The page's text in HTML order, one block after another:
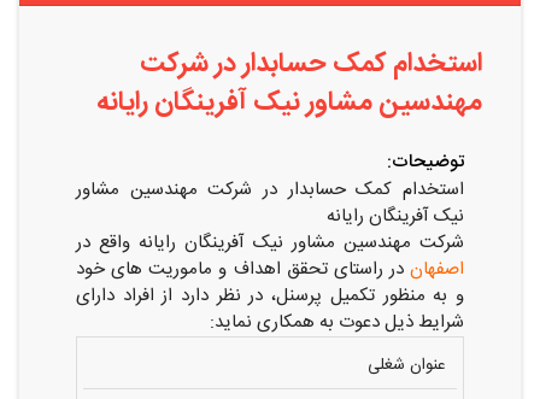
استخدام کمک حسابدار در شرکت
مهندسین مشاور نیک آفرینگان رایانه
توضیحات:
استخدام کمک حسابدار در شرکت مهندسین مشاور
نیک آفرینگان رایانه
شرکت مهندسین مشاور نیک آفرینگان رایانه واقع در
اصفهان در راستای تحقق اهداف و ماموریت‏ های خود
و به منظور تکمیل پرسنل، در نظر دارد از افراد دارای
شرایط ذیل دعوت به همکاری نماید:
عنوان شغلی